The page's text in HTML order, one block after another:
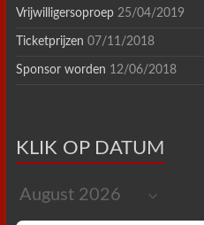
Vrijwilligersoproep 25/04/2019
Ticketprijzen 07/11/2018
Sponsor worden 12/06/2018
KLIK OP DATUM